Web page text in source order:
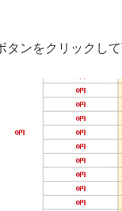
タンをクリックし